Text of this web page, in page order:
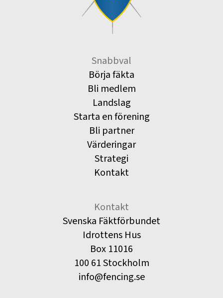
Snabbval
Börja fäkta
Bli medlem
Landslag
Starta en förening
Bli partner
Värderingar
Strategi
Kontakt
Kontakt
Svenska Fäktförbundet
Idrottens Hus
Box 11016
100 61 Stockholm
info@fencing.se